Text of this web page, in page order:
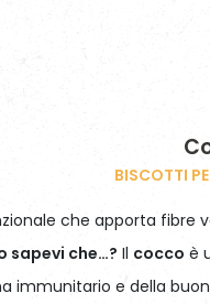
BISCOTTI
che apporta fibre
sapevi che…? Il cocco è
immunitario e della